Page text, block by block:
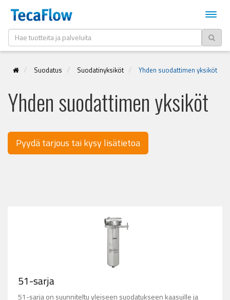
Suodatus Suodatinyksiköt Yhden suodattimen yksiköt
Yhden suodattimen yksiköt
Pyydä tarjous tai kysy lisätietoa
51-sarja
51-sarja on suunniteltu yleiseen suodatukseen kaasuille ja